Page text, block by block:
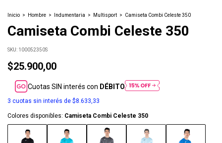
Inicio > Hombre > Indumentaria > Multisport > Camiseta Combi Celeste 350
Camiseta Combi Celeste 350
SKU: 100052350S
$25.900,00
Cuotas SIN interés con DÉBITO
3 cuotas sin interés de $8.633,33
Colores disponibles: Camiseta Combi Celeste 350